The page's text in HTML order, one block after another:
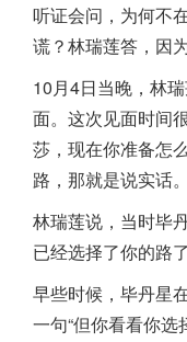
听证会问，为何不
谎？林瑞莲答，因
10月4日当晚，林
面。这次见面时间
莎，现在你准备怎
路，那就是说实话。
林瑞莲说，当时毕
已经选择了你的路
早些时候，毕丹星
一句“但你看看你选